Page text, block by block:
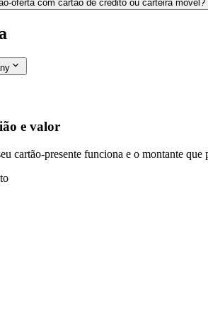
oferta com cartão de crédito ou carteira móvel?
e valor
cartão-presente funciona e o montante que